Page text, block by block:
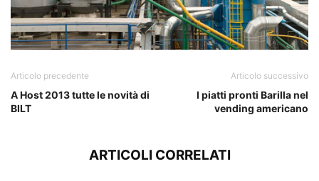
Articolo precedente
A Host 2013 tutte le novità di
BILT
Articolo successivo
I piatti pronti Barilla nel
vending americano
ARTICOLI CORRELATI